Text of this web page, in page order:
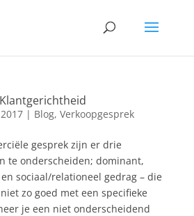
| Blog, Verkoopgesprek
gesprek zijn er drie
te onderscheiden; dominant,
sociaal/relationeel gedrag – die
zo goed met een specifieke
je een niet onderscheidend